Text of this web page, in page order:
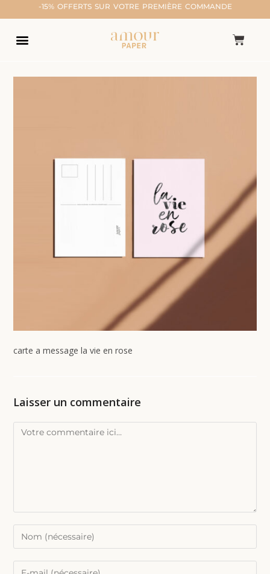
-15% OFFERTS SUR VOTRE PREMIÈRE COMMANDE
carte a message la vie en rose
Laisser un commentaire